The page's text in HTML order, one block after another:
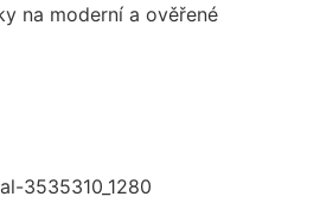
na moderní a ověřené